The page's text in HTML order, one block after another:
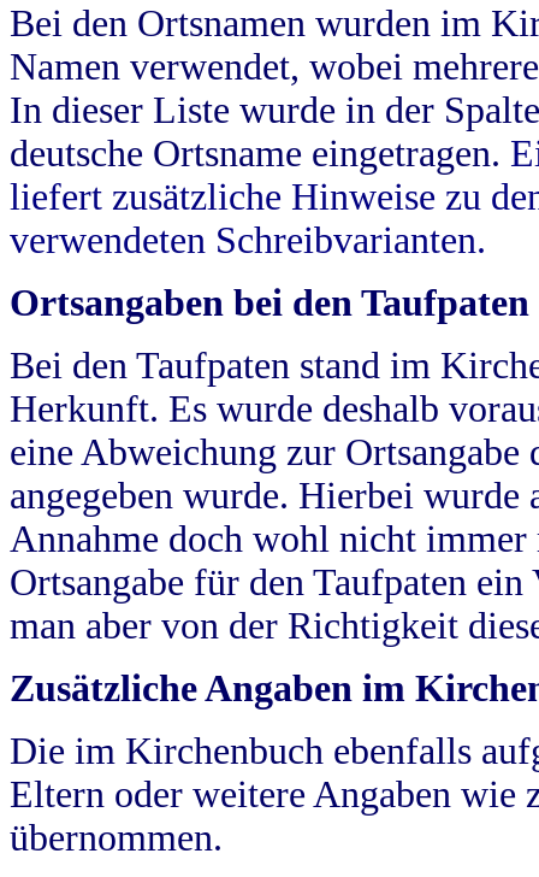
Bei den Ortsnamen wurden im
Namen verwendet, wobei
In dieser Liste wurde in der
deutsche Ortsname eingetragen.
liefert zusätzliche Hinweise zu
verwendeten Schreibvarianten.
Ortsangaben bei den Taufpaten
Bei den Taufpaten stand im
Herkunft. Es wurde deshalb
eine Abweichung zur
angegeben wurde. Hierbei wurde
Annahme doch wohl nicht
Ortsangabe für den Taufpaten
man aber von der Richtigkeit
Zusätzliche Angaben im
Die im Kirchenbuch ebenfalls
Eltern oder weitere Angaben wie
übernommen.